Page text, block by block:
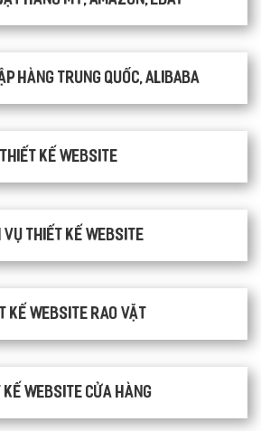
hàng Trung Quốc, Alibaba
Thiết kế website
vụ thiết kế website
kế website rao vặt
kế website cửa hàng